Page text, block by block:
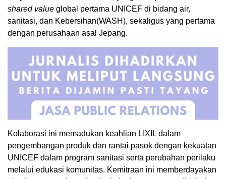
shared value global pertama UNICEF di bidang air,
sanitasi, dan Kebersihan(WASH), sekaligus yang pertama
dengan perusahaan asal Jepang.
Kolaborasi ini memadukan keahlian LIXIL dalam
pengembangan produk dan rantai pasok dengan kekuatan
UNICEF dalam program sanitasi serta perubahan perilaku
melalui edukasi komunitas. Kemitraan ini memberdayakan